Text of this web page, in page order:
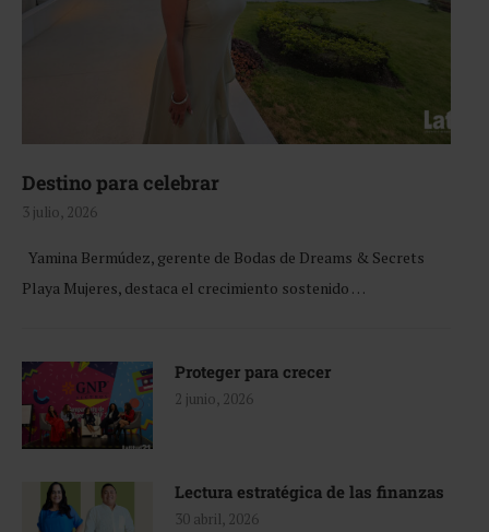
Destino para celebrar
3 julio, 2026
Yamina Bermúdez, gerente de Bodas de Dreams & Secrets
Playa Mujeres, destaca el crecimiento sostenido …
Proteger para crecer
2 junio, 2026
Lectura estratégica de las finanzas
30 abril, 2026